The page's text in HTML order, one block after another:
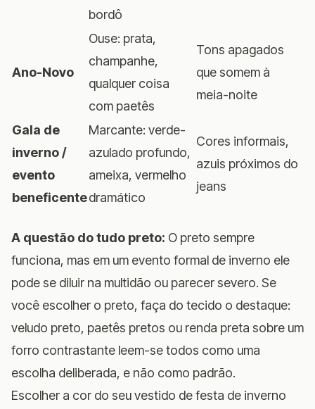
bordô
Ano-Novo
Ouse: prata,
champanhe,
qualquer coisa
com paetês
Tons apagados
que somem à
meia-noite
Gala de
inverno /
evento
beneficente
Marcante: verde-
azulado profundo,
ameixa, vermelho
dramático
Cores informais,
azuis próximos do
jeans
A questão do tudo preto: O preto sempre
funciona, mas em um evento formal de inverno ele
pode se diluir na multidão ou parecer severo. Se
você escolher o preto, faça do tecido o destaque:
veludo preto, paetês pretos ou renda preta sobre um
forro contrastante leem-se todos como uma
escolha deliberada, e não como padrão.
Escolher a cor do seu vestido de festa de inverno